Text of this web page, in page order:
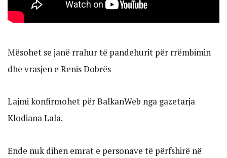
Mësohet se janë rrahur të pandehurit për rrëmbimin
dhe vrasjen e Renis Dobrës
Lajmi konfirmohet për BalkanWeb nga gazetarja
Klodiana Lala.
Ende nuk dihen emrat e personave të përfshirë në